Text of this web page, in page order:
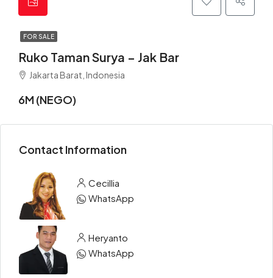
FOR SALE
Ruko Taman Surya – Jak Bar
Jakarta Barat, Indonesia
6M (NEGO)
Contact Information
Cecillia
WhatsApp
Heryanto
WhatsApp